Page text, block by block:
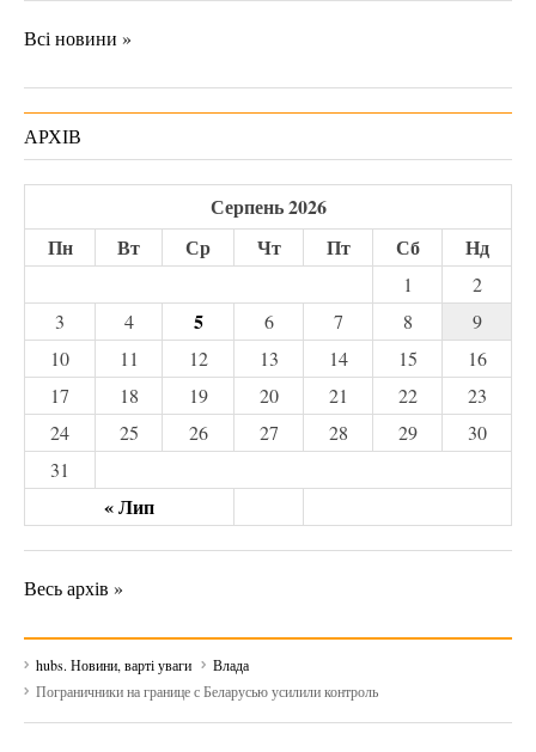
Всі новини »
АРХІВ
Серпень 2026
Пн
Вт Ср Чт Пт Сб Нд
« Лип
1
2
3
4 5 6 7 8
9
10
11 12 13 14 15
16
17
18 19 20 21 22
23
24
25 26 27 28 29
30
31
Весь архів »
hubs. Новини, варті уваги
Влада
Пограничники на границе с Беларусью усилили контроль